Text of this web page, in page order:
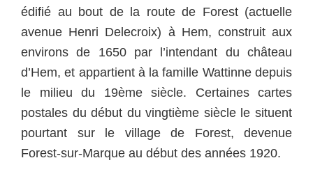
édifié au bout de la route de Forest (actuelle
avenue Henri Delecroix) à Hem, construit aux
environs de 1650 par l’intendant du château
d’Hem, et appartient à la famille Wattinne depuis
le milieu du 19ème siècle. Certaines cartes
postales du début du vingtième siècle le situent
pourtant sur le village de Forest, devenue
Forest-sur-Marque au début des années 1920.